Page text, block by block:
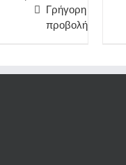
Γρήγορη
προβολή